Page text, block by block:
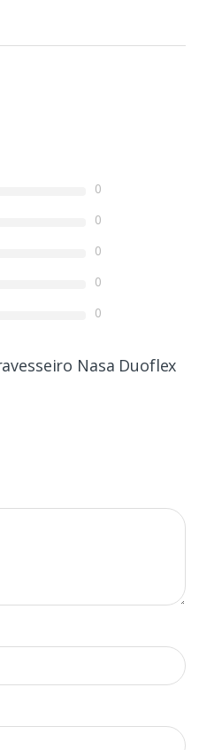
0
0
0
0
0
Nasa Duoflex